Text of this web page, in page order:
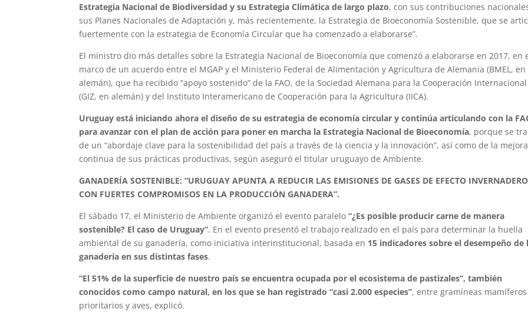
Estrategia Nacional de Biodiversidad y su Estrategia Climática de largo plazo, con sus contribuciones
sus Planes Nacionales de Adaptación y, más recientemente, la Estrategia de Bioeconomía Sostenible, que se
fuertemente con la estrategia de Economía Circular que ha comenzado a elaborarse”.
El ministro dio más detalles sobre la Estrategia Nacional de Bioeconomía que comenzó a elaborarse en 2017, en
marco de un acuerdo entre el MGAP y el Ministerio Federal de Alimentación y Agricultura de Alemania (BMEL, en
alemán), que ha recibido “apoyo sostenido” de la FAO, de la Sociedad Alemana para la Cooperación Internacional
(GIZ, en alemán) y del Instituto Interamericano de Cooperación para la Agricultura (IICA).
Uruguay está iniciando ahora el diseño de su estrategia de economía circular y continúa articulando con la
para avanzar con el plan de acción para poner en marcha la Estrategia Nacional de Bioeconomía, porque se
de un “abordaje clave para la sostenibilidad del país a través de la ciencia y la innovación”, así como de la mejora
continua de sus prácticas productivas, según aseguró el titular uruguayo de Ambiente.
GANADERÍA SOSTENIBLE: “URUGUAY APUNTA A REDUCIR LAS EMISIONES DE GASES DE EFECTO
CON FUERTES COMPROMISOS EN LA PRODUCCIÓN GANADERA”.
El sábado 17, el Ministerio de Ambiente organizó el evento paralelo“¿Es posible producir carne de manera
sostenible? El caso de Uruguay”. En el evento presentó el trabajo realizado en el país para determinar la huella
ambiental de su ganadería, como iniciativa interinstitucional, basada en 15 indicadores sobre el desempeño de
ganadería en sus distintas fases.
“El 51% de la superficie de nuestro país se encuentra ocupada por el ecosistema de pastizales”, también
conocidos como campo natural, en los que se han registrado “casi 2.000 especies”, entre gramíneas mamíferos
prioritarios y aves, explicó.